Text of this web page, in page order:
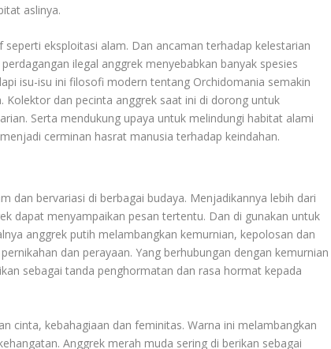
aslinya.
eksploitasi alam. Dan ancaman terhadap kelestarian
ilegal anggrek menyebabkan banyak spesies
isu-isu ini filosofi modern tentang Orchidomania semakin
Kolektor dan pecinta anggrek saat ini di dorong untuk
Serta mendukung upaya untuk melindungi habitat alami
cerminan hasrat manusia terhadap keindahan.
dan bervariasi di berbagai budaya. Menjadikannya lebih dari
dapat menyampaikan pesan tertentu. Dan di gunakan untuk
anggrek putih melambangkan kemurnian, kepolosan dan
dan perayaan. Yang berhubungan dengan kemurnian
sebagai tanda penghormatan dan rasa hormat kepada
cinta, kebahagiaan dan feminitas. Warna ini melambangkan
Anggrek merah muda sering di berikan sebagai